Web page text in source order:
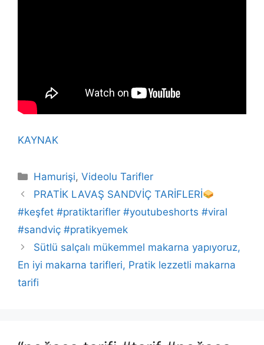
KAYNAK
Kategoriler
Hamurişi,Videolu Tarifler
PRATİK LAVAŞ SANDVİÇ TARİFLERİ
#keşfet #pratiktarifler #youtubeshorts #viral
#sandviç #pratikyemek
Sütlü salçalı mükemmel makarna yapıyoruz,
En iyi makarna tarifleri, Pratik lezzetli makarna
tarifi